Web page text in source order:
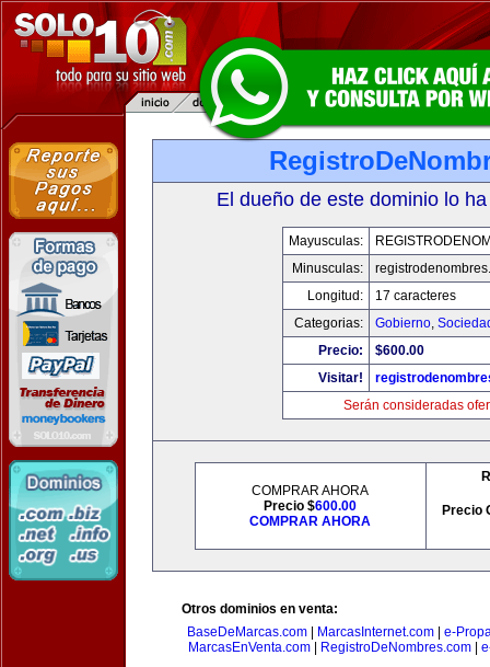
El dueño de este dominio lo
Mayusculas:
Minusculas:
Longitud:
17 caracteres
Categorias:
Gobierno,
Precio:
$600.00
Visitar!
Serán consideradas
COMPRAR AHORA
Precio $600.00
COMPRAR AHORA
Precio
Otros dominios en venta:
BaseDeMarcas.com| MarcasInternet.com| e-
MarcasEnVenta.com
RegistroDeNombres.com